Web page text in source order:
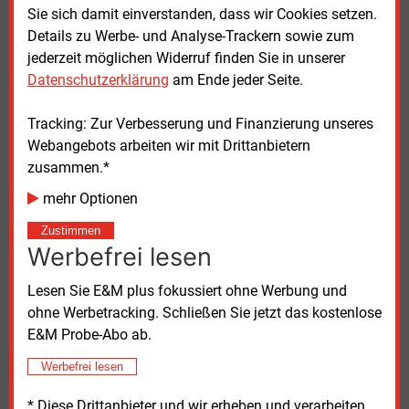
Sie sich damit einverstanden, dass wir Cookies setzen.
Details zu Werbe- und Analyse-Trackern sowie zum
jederzeit möglichen Widerruf finden Sie in unserer
Datenschutzerklärung am Ende jeder Seite.
Tracking: Zur Verbesserung und Finanzierung unseres
Webangebots arbeiten wir mit Drittanbietern
zusammen.*
mehr Optionen
Zustimmen
Werbefrei lesen
Lesen Sie E&M plus fokussiert ohne Werbung und
ohne Werbetracking. Schließen Sie jetzt das kostenlose
E&M Probe-Abo ab.
Werbefrei lesen
Zeitpunkt.“ Sie schreibt ihm, dass die Stopp-Loss-
Limits im Gas und Strom im Februar 2022
ausgesetzt worden sind und verweist auf das
Risikohandbuch der DEW 21. Die E-Mail geht auch
den dritten Geschäftsführer, Matthias Klein-Lassek.
Am 5. August 2022 weist der Prokurist Werner
Zurnieden die Geschäftsführung darauf hin, dass
Aufsichtsrat auslösen“. Und er schreibt: „Im Rahmen
der bevorstehenden, regulären Sitzung im September
sollten wir den AR über die Limitauslastungen
informieren.“ Das sei zumindest einmal pro Jahr
verpflichtend zu tun. Eine Vorgabe, die sich im
Risikohandbuch findet.
Die E-Mails, die der Redaktion zugespielt worden
sind, unterstreichen einen Bericht der
Allgemeinen Zeitung
(WAZ) vom November. Was die